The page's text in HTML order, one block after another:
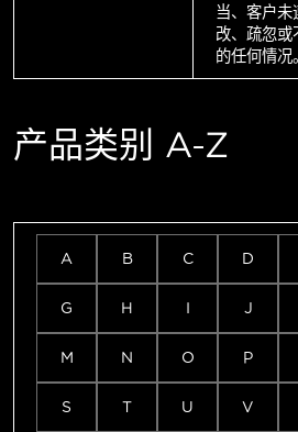
当、客户
改、疏忽或
的任何情况。
产品类别 A-Z
A B C D
G H I J
M N O P
S T U V